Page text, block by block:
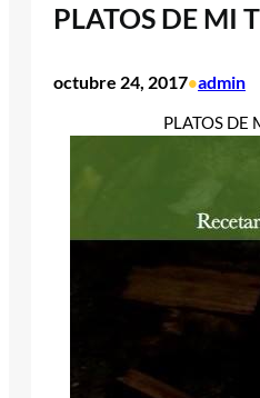
PLATOS DE MI
octubre 24, 2017•admin
PLATOS DE